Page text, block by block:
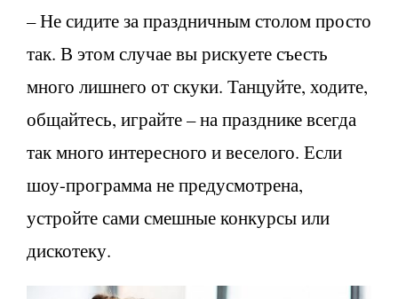
– Не сидите за праздничным столом просто
так. В этом случае вы рискуете съесть
много лишнего от скуки. Танцуйте, ходите,
общайтесь, играйте – на празднике всегда
так много интересного и веселого. Если
шоу-программа не предусмотрена,
устройте сами смешные конкурсы или
дискотеку.